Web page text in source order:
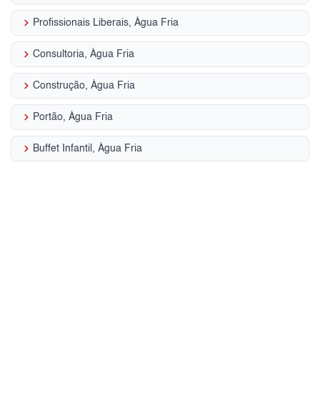
keyboard_arrow_right Profissionais Liberais, Água Fria
keyboard_arrow_right Consultoria, Água Fria
keyboard_arrow_right Construção, Água Fria
keyboard_arrow_right Portão, Água Fria
keyboard_arrow_right Buffet Infantil, Água Fria